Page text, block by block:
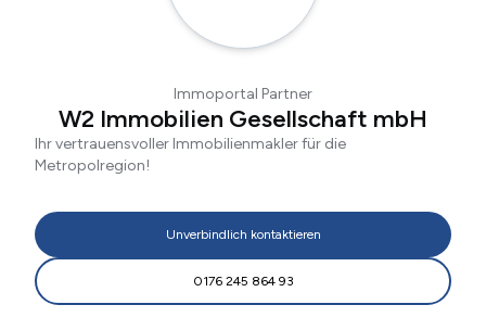
Immoportal Partner
W2 Immobilien Gesellschaft mbH
Ihr vertrauensvoller Immobilienmakler für die
Metropolregion!
Unverbindlich kontaktieren
0176 245 864 93